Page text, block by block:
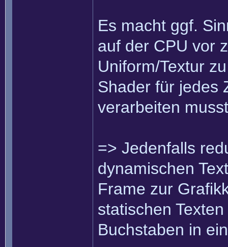
Es macht ggf.
auf der CPU vor
Uniform/Textur
Shader für jedes
verarbeiten
=> Jedenfalls
dynamischen
Frame zur
statischen
Buchstaben in